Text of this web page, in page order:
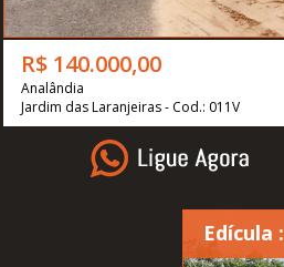
R$ 140.000,00
Analândia
Jardim das Laranjeiras - Cod.: 011V
Edícula :